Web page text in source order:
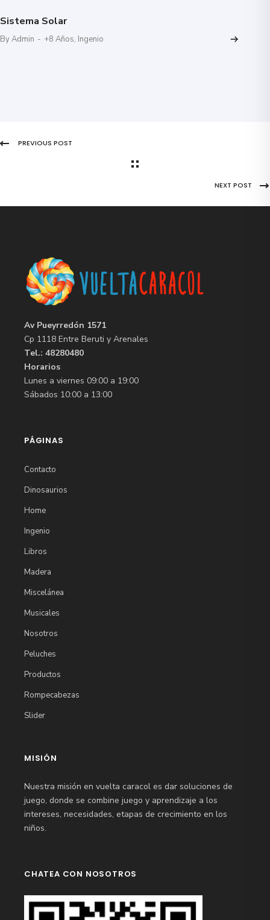
Sistema Solar
By Admin - +8 Años, Ingenio
PREVIOUS POST
NEXT POST
Av Pueyrredón 1571
Cp 1118 Entre Beruti y Arenales
Tel.: 48280480
Horarios
Lunes a viernes 09:00 a 19:00
Sábados 10:00 a 13:00
PÁGINAS
Contacto
Dinosaurios
Home
Ingenio
Libros
Madera
Miscelánea
Musicales
Nosotros
Peluches
Productos
Rompecabezas
Slider
MISIÓN
Nuestra misión en vuelta caracol es dar soluciones de
juego, donde se combine juego y aprendizaje a los
intereses, necesidades, etapas de crecimiento en los
niños.
CHATEA CON NOSOTROS